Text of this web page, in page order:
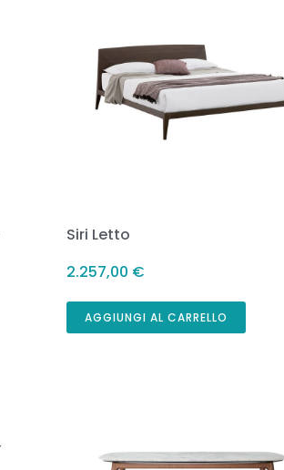
Siri Letto
2.257,00 €
AGGIUNGI AL CARRELLO